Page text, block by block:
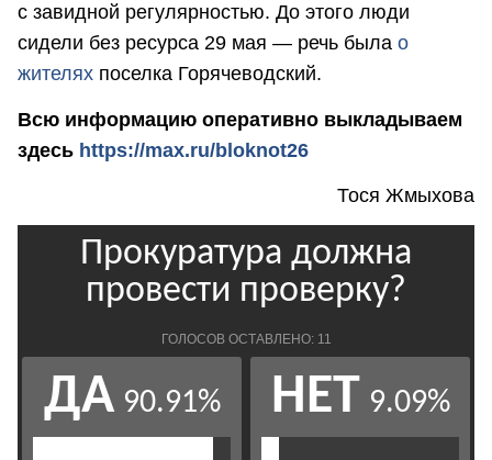
с завидной регулярностью. До этого люди
сидели без ресурса 29 мая — речь была о
жителях поселка Горячеводский.
Всю информацию оперативно выкладываем
здесь https://max.ru/bloknot26
Тося Жмыхова